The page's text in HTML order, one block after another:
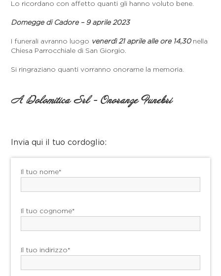
Lo ricordano con affetto quanti gli hanno voluto bene.
Domegge di Cadore – 9 aprile 2023
I funerali avranno luogo venerdì 21 aprile alle ore 14,30nella
Chiesa Parrocchiale di San Giorgio.
Si ringraziano quanti vorranno onorarne la memoria.
A Dolomitica Srl - Onoranze Funebri
Invia qui il tuo cordoglio:
Il tuo nome*
Il tuo cognome*
Il tuo indirizzo*